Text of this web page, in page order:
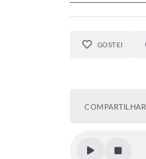
GOSTEI
COMPARTILHAR